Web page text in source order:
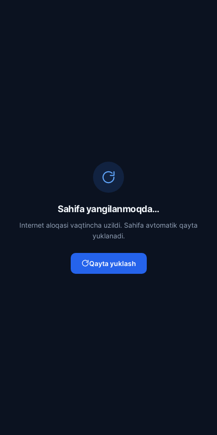
Sahifa yangilanmoqda…
Internet aloqasi vaqtincha uzildi. Sahifa avtomatik qayta
yuklanadi.
Qayta yuklash